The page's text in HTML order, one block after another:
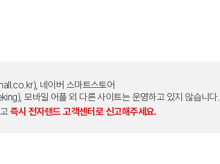
네이버 스마트스토어
모바일 어플 외 다른 사이트는 운영하고 있지 않습니다.
즉시 전자랜드 고객센터로 신고해주세요.